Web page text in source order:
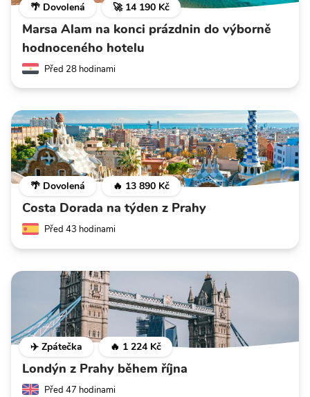
🌴 Dovolená 🚀 14 190 Kč
Marsa Alam na konci prázdnin do výborně
hodnoceného hotelu
Před 28 hodinami
🌴 Dovolená 🔥 13 890 Kč
Costa Dorada na týden z Prahy
Před 43 hodinami
✈️ Zpátečka 🔥 1 224 Kč
Londýn z Prahy během října
Před 47 hodinami